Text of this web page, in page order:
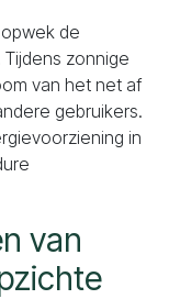
de
zonnige
van het net af
gebruikers.
in
van